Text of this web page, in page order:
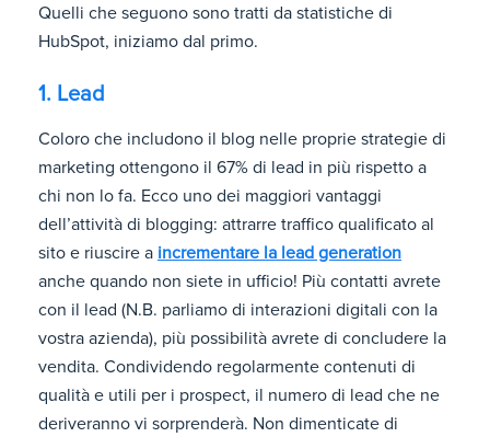
Quelli che seguono sono tratti da statistiche di
HubSpot, iniziamo dal primo.
1. Lead
Coloro che includono il blog nelle proprie strategie di
marketing ottengono il 67% di lead in più rispetto a
chi non lo fa. Ecco uno dei maggiori vantaggi
dell’attività di blogging: attrarre traffico qualificato al
sito e riuscire a incrementare la lead generation
anche quando non siete in ufficio! Più contatti avrete
con il lead (N.B. parliamo di interazioni digitali con la
vostra azienda), più possibilità avrete di concludere la
vendita. Condividendo regolarmente contenuti di
qualità e utili per i prospect, il numero di lead che ne
deriveranno vi sorprenderà. Non dimenticate di